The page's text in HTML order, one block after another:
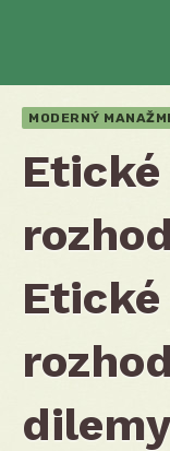
MODERNÝ
Etické
Etické